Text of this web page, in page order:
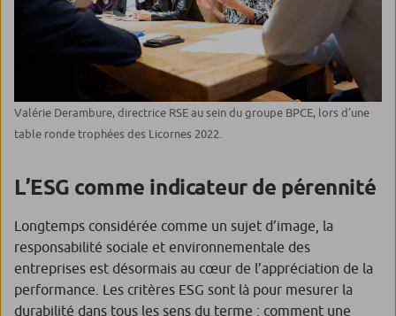
Valérie Derambure, directrice RSE au sein du groupe BPCE, lors d’une
table ronde trophées des Licornes 2022.
L’ESG comme indicateur de pérennité
Longtemps considérée comme un sujet d’image, la
responsabilité sociale et environnementale des
entreprises est désormais au cœur de l’appréciation de la
performance. Les critères ESG sont là pour mesurer la
durabilité dans tous les sens du terme : comment une